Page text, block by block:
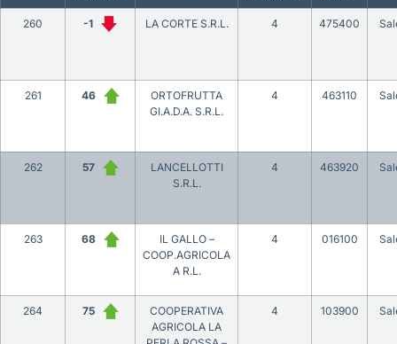
260 -1 LA CORTE S.R.L. 4 475400
261 46
ORTOFRUTTA
GI.A.D.A. S.R.L.
4 463110
262 57
LANCELLOTTI
S.R.L.
4 463920
263 68
IL GALLO –
COOP.AGRICOLA
A R.L.
4 016100
264 75
COOPERATIVA
AGRICOLA LA
4 103900